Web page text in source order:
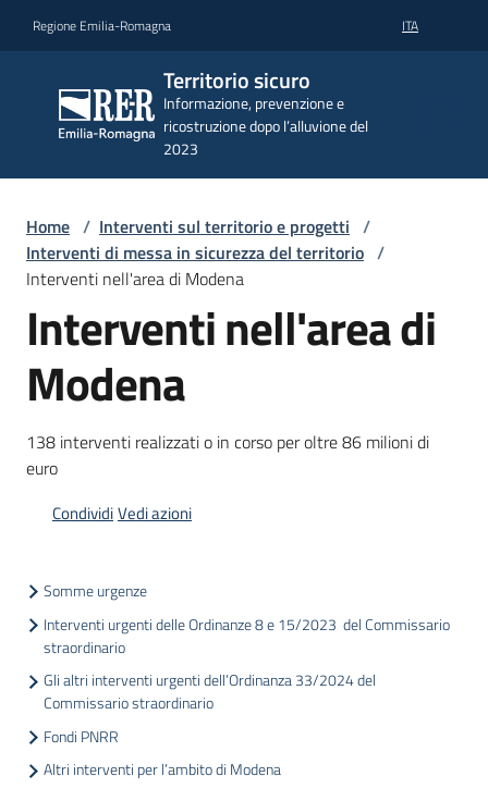
Regione Emilia-Romagna ITA
Territorio sicuro
Informazione, prevenzione e
ricostruzione dopo l’alluvione del
2023
Territorio
sicuro
Informazione,
prevenzione e
ricostruzione
dopo
2023
Attualità
informazioni
Prevenzione
e
sicurezza
Interventi
sul
territorio
progetti
Misure
Home / Interventi sul territorio e progetti /
Interventi di messa in sicurezza del territorio /
Interventi nell'area di Modena
Interventi nell'area di
Modena
138 interventi realizzati o in corso per oltre 86 milioni di
euro
CondividiVedi azioni
Somme urgenze
Interventi urgenti delle Ordinanze 8 e 15/2023 del Commissario
straordinario
Gli altri interventi urgenti dell’Ordinanza 33/2024 del
Commissario straordinario
Fondi PNRR
Altri interventi per l’ambito di Modena